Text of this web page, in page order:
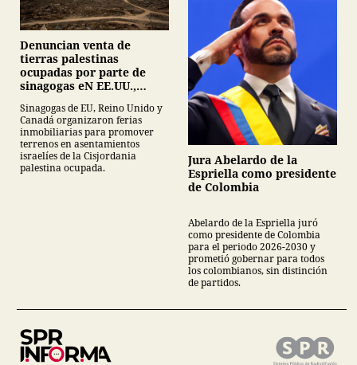
Denuncian venta de
tierras palestinas
ocupadas por parte de
sinagogas eN EE.UU.,
Sinagogas de EU, Reino Unido y
Canadá organizaron ferias
inmobiliarias para promover
terrenos en asentamientos
israelíes de la Cisjordania
palestina ocupada.
Jura Abelardo de la
Espriella como presidente
de Colombia
Abelardo de la Espriella juró
como presidente de Colombia
para el periodo 2026-2030 y
prometió gobernar para todos
los colombianos, sin distinción
de partidos.